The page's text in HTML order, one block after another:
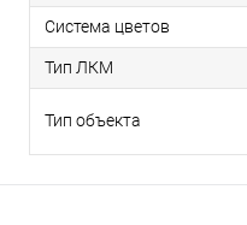
Система цветов
Тип ЛКМ
Тип объекта